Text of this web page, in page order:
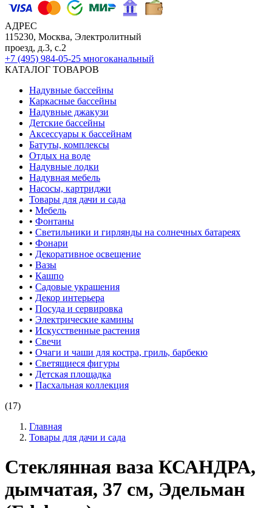
АДРЕС
115230, Москва, Электролитный
проезд, д.3, с.2
+7 (495) 984-05-25 многоканальный
КАТАЛОГ ТОВАРОВ
Надувные бассейны
Каркасные бассейны
Надувные джакузи
Детские бассейны
Аксессуары к бассейнам
Батуты, комплексы
Отдых на воде
Надувные лодки
Надувная мебель
Насосы, картриджи
Товары для дачи и сада
• Мебель
• Фонтаны
• Светильники и гирлянды на солнечных батареях
• Фонари
• Декоративное освещение
• Вазы
• Кашпо
• Садовые украшения
• Декор интерьера
• Посуда и сервировка
• Электрические камины
• Искусственные растения
• Свечи
• Очаги и чаши для костра, гриль, барбекю
• Светящиеся фигуры
• Детская площадка
• Пасхальная коллекция
(17)
Главная
Товары для дачи и сада
Стеклянная ваза КСАНДРА,
дымчатая, 37 см, Эдельман